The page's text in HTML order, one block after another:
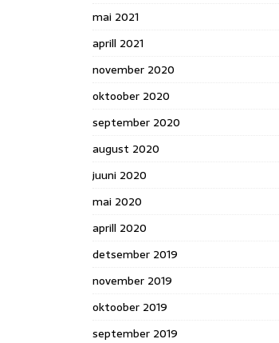
mai 2021
aprill 2021
november 2020
oktoober 2020
september 2020
august 2020
juuni 2020
mai 2020
aprill 2020
detsember 2019
november 2019
oktoober 2019
september 2019